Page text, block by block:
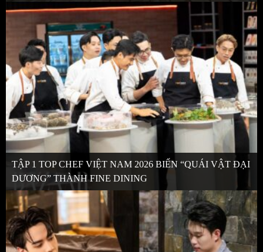
TẬP 1 TOP CHEF VIỆT NAM 2026 BIẾN “QUÁI VẬT ĐẠI
DƯƠNG” THÀNH FINE DINING